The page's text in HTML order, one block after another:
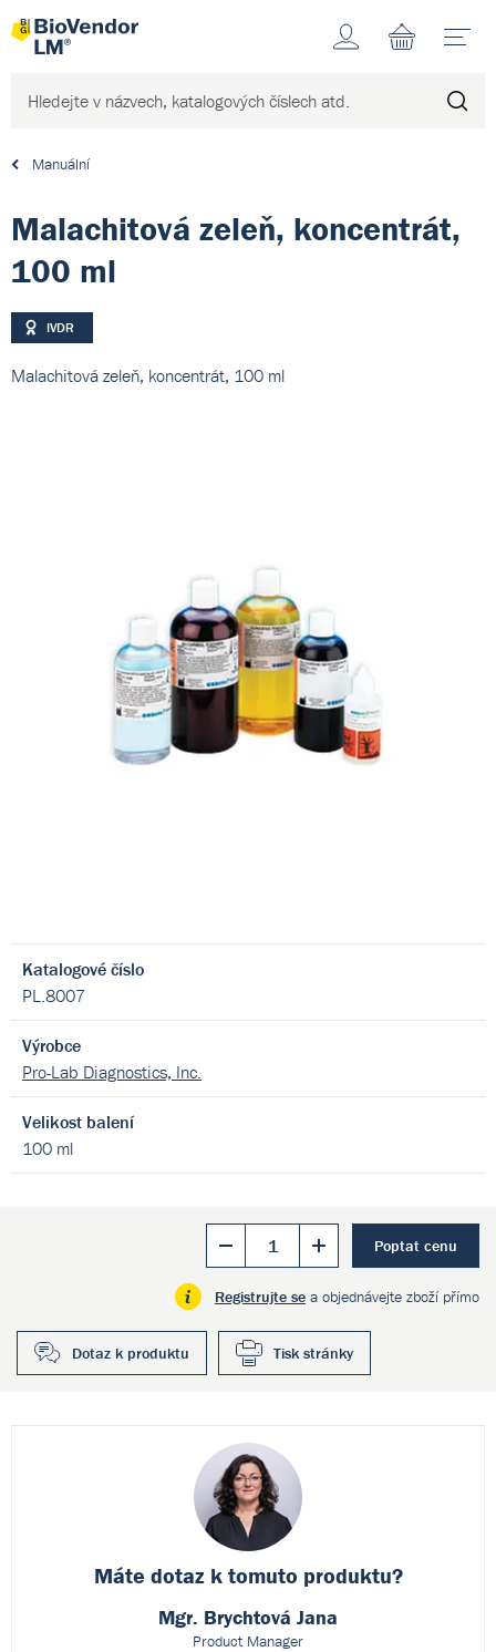
Účet
Manuální
Malachitová zeleň, koncentrát,
100 ml
IVDR
Malachitová zeleň, koncentrát, 100 ml
Katalogové číslo
PL.8007
Výrobce
Pro-Lab Diagnostics, Inc.
Velikost balení
100 ml
Poptat cenu
Registrujte se a objednávejte zboží přímo
Dotaz k produktu Tisk stránky
Máte dotaz k tomuto produktu?
Mgr. Brychtová Jana
Product Manager